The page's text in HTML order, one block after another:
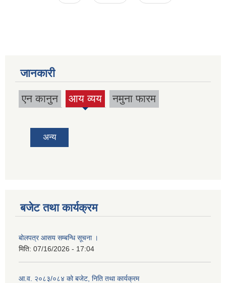
जानकारी
एन कानुन आय व्यय
(active
नमुना फारम
अन्य
बजेट तथा कार्यक्रम
बोलपत्र आसय सम्बन्धि सूचना ।
मिति: 07/16/2026 - 17:04
आ.व. २०८३/०८४ को बजेट, निति तथा कार्यक्रम